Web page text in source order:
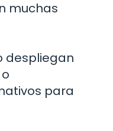
muchas
despliegan
para